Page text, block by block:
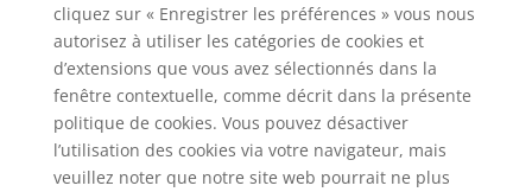
cliquez sur « Enregistrer les préférences » vous nous
autorisez à utiliser les catégories de cookies et
d’extensions que vous avez sélectionnés dans la
fenêtre contextuelle, comme décrit dans la présente
politique de cookies. Vous pouvez désactiver
l’utilisation des cookies via votre navigateur, mais
veuillez noter que notre site web pourrait ne plus